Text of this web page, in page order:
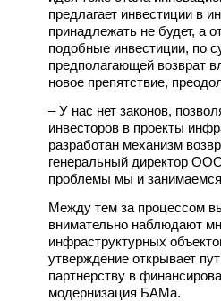
предлагает инвестиции в
принадлежать не будет, а
подобные инвестиции, по
предполагающей возврат
новое препятствие,
– У нас нет законов,
инвесторов в проекты
разработан механизм
генеральный директор
проблемы мы и
Между тем за процессом
внимательно наблюдают
инфраструктурных
утверждение открывает
партнерству в
модернизация БАМа.